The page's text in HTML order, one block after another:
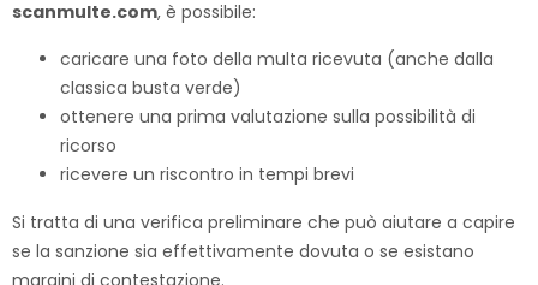
scanmulte.com, è possibile:
caricare una foto della multa ricevuta (anche dalla
classica busta verde)
ottenere una prima valutazione sulla possibilità di
ricorso
ricevere un riscontro in tempi brevi
Si tratta di una verifica preliminare che può aiutare a capire
se la sanzione sia effettivamente dovuta o se esistano
margini di contestazione.